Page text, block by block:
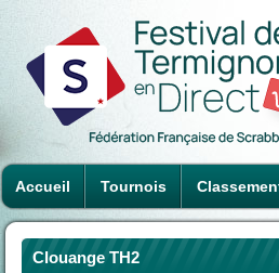
Accueil Tournois
Clouange TH2